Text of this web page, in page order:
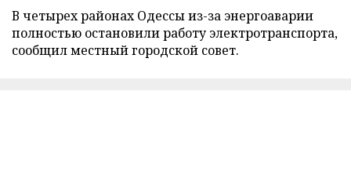
В четырех районах Одессы из-за энергоаварии
полностью остановили работу электротранспорта,
сообщил местный городской совет.